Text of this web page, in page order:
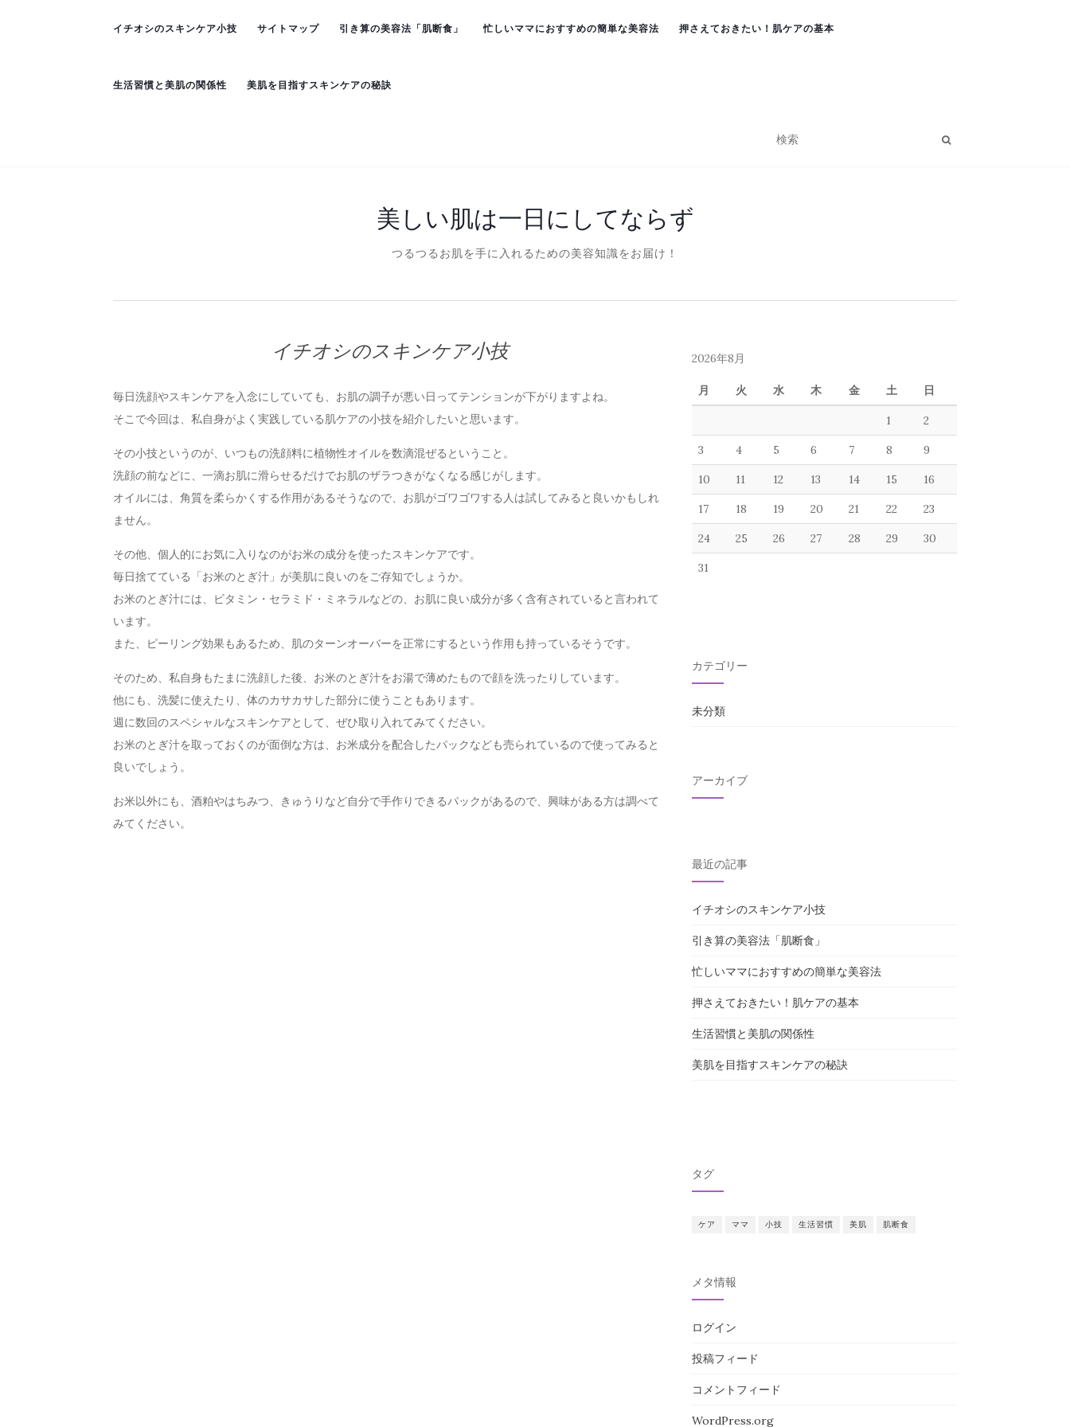
イチオシのスキンケア小技 サイトマップ 引き算の美容法「肌断食」 忙しいママにおすすめの簡単な美容法 押さえておきたい！肌ケアの基本
生活習慣と美肌の関係性 美肌を目指すスキンケアの秘訣
美しい肌は一日にしてならず
つるつるお肌を手に入れるための美容知識をお届け！
イチオシのスキンケア小技
毎日洗顔やスキンケアを入念にしていても、お肌の調子が悪い日ってテンションが下がりますよね。
そこで今回は、私自身がよく実践している肌ケアの小技を紹介したいと思います。
その小技というのが、いつもの洗顔料に植物性オイルを数滴混ぜるということ。
洗顔の前などに、一滴お肌に滑らせるだけでお肌のザラつきがなくなる感じがします。
オイルには、角質を柔らかくする作用があるそうなので、お肌がゴワゴワする人は試してみると良いかもしれ
ません。
その他、個人的にお気に入りなのがお米の成分を使ったスキンケアです。
毎日捨てている「お米のとぎ汁」が美肌に良いのをご存知でしょうか。
お米のとぎ汁には、ビタミン・セラミド・ミネラルなどの、お肌に良い成分が多く含有されていると言われて
います。
また、ピーリング効果もあるため、肌のターンオーバーを正常にするという作用も持っているそうです。
そのため、私自身もたまに洗顔した後、お米のとぎ汁をお湯で薄めたもので顔を洗ったりしています。
他にも、洗髪に使えたり、体のカサカサした部分に使うこともあります。
週に数回のスペシャルなスキンケアとして、ぜひ取り入れてみてください。
お米のとぎ汁を取っておくのが面倒な方は、お米成分を配合したパックなども売られているので使ってみると
良いでしょう。
お米以外にも、酒粕やはちみつ、きゅうりなど自分で手作りできるパックがあるので、興味がある方は調べて
みてください。
2026年8月
月 火 水 木 金 土 日
1 2
3 4 5 6 7 8 9
10 11 12 13 14 15 16
17 18 19 20 21 22 23
24 25 26 27 28 29 30
31
カテゴリー
未分類
アーカイブ
最近の記事
イチオシのスキンケア小技
引き算の美容法「肌断食」
忙しいママにおすすめの簡単な美容法
押さえておきたい！肌ケアの基本
生活習慣と美肌の関係性
美肌を目指すスキンケアの秘訣
タグ
ケア ママ 小技 生活習慣 美肌 肌断食
メタ情報
ログイン
投稿フィード
コメントフィード
WordPress.org